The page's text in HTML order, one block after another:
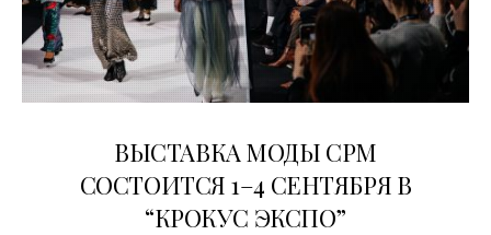
ВЫСТАВКА МОДЫ CPM
СОСТОИТСЯ 1–4 СЕНТЯБРЯ В
“КРОКУС ЭКСПО”